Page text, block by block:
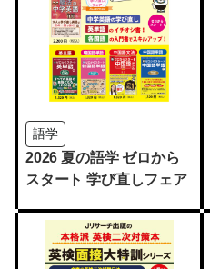
語学
2026 夏の語学 ゼロから
スタート 学び直しフェア